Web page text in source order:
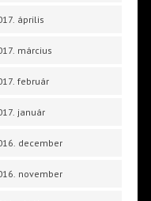
április
március
február
január
december
november